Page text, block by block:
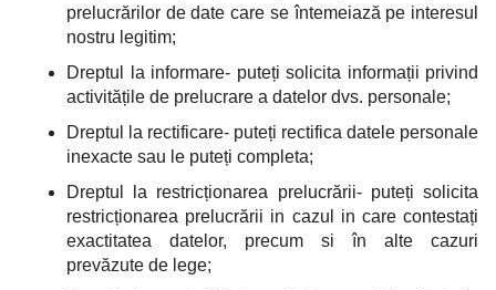
prelucrărilor de date care se întemeiază pe interesul
nostru legitim;
Dreptul la informare- puteți solicita informații privind
activitățile de prelucrare a datelor dvs. personale;
Dreptul la rectificare- puteți rectifica datele personale
inexacte sau le puteți completa;
Dreptul la restricționarea prelucrării- puteți solicita
restricționarea prelucrării in cazul in care contestați
exactitatea datelor, precum si în alte cazuri
prevăzute de lege;